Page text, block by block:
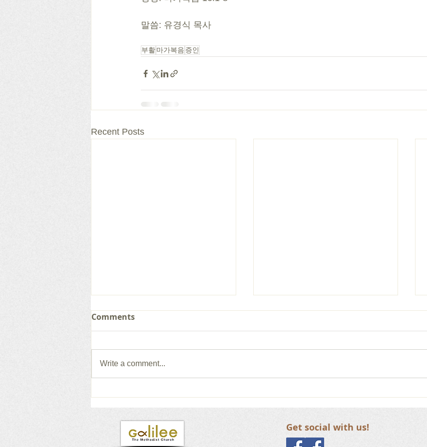
말씀: 유경식 목사
부활마가복음 증인
Recent Posts
갈릴리 교회, 그레이스 찬양
단, 2026.08.02
갈릴리 교회, 장로님 특별찬
양, 2026.07.26
Comments
Write a comment...
Get social with us!